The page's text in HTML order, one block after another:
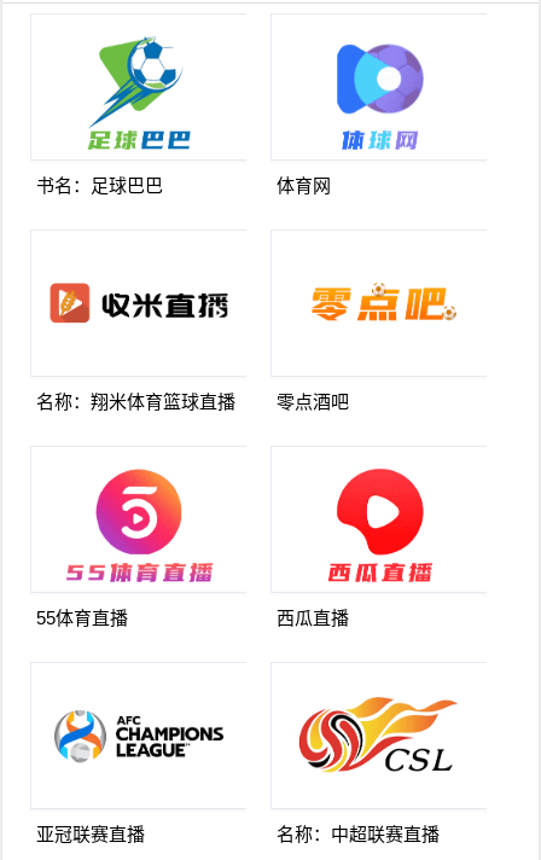
书名：足球巴巴 体育网
名称：翔米体育篮球直播 零点酒吧
55体育直播 西瓜直播
亚冠联赛直播 名称：中超联赛直播